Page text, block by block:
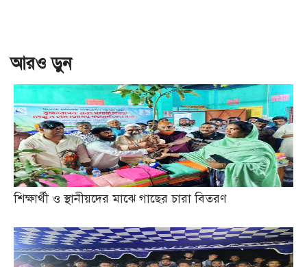
আরও ড়ুন
শিক্ষার্থী ও স্থানীয়দের মাঝে গাছের চারা বিতরণ